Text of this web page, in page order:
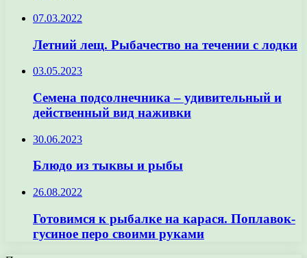
07.03.2022
Летний лещ. Рыбачество на течении с лодки
03.05.2023
Семена подсолнечника – удивительный и
действенный вид наживки
30.06.2023
Блюдо из тыквы и рыбы
26.08.2022
Готовимся к рыбалке на карася. Поплавок-
гусиное перо своими руками